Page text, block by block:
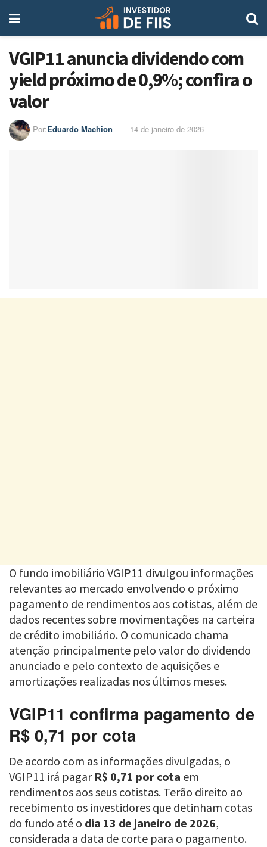
VGIP11 anuncia dividendo com
yield próximo de 0,9%; confira o
valor
Por:Eduardo Machion 14 de janeiro de 2026
O fundo imobiliário VGIP11 divulgou informações
relevantes ao mercado envolvendo o próximo
pagamento de rendimentos aos cotistas, além de
dados recentes sobre movimentações na carteira
de crédito imobiliário. O comunicado chama
atenção principalmente pelo valor do dividendo
anunciado e pelo contexto de aquisições e
amortizações realizadas nos últimos meses.
VGIP11 confirma pagamento de
R$ 0,71 por cota
De acordo com as informações divulgadas, o
VGIP11 irá pagar R$ 0,71 por cota em
rendimentos aos seus cotistas. Terão direito ao
recebimento os investidores que detinham cotas
do fundo até o dia 13 de janeiro de 2026,
considerada a data de corte para o pagamento.